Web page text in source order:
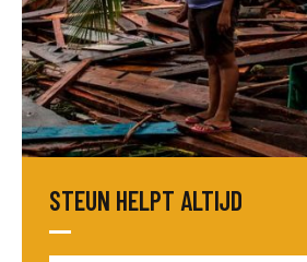
STEUN HELPT ALTIJD